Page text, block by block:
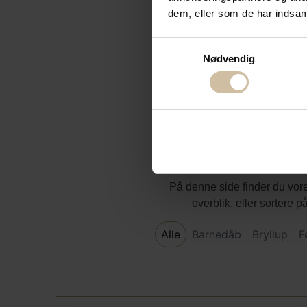
dem, eller som de har
Nødvendig
Mad ud af
På denne side finder du
overblik, eller sortere
Barnedåb Bryllup
Alle